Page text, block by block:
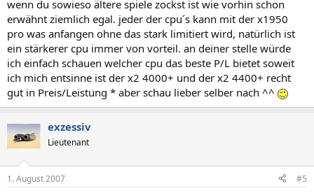
wenn du sowieso ältere spiele zockst ist wie vorhin schon
erwähnt ziemlich egal. jeder der cpu´s kann mit der x1950
pro was anfangen ohne das stark limitiert wird, natürlich ist
ein stärkerer cpu immer von vorteil. an deiner stelle würde
ich einfach schauen welcher cpu das beste P/L bietet soweit
ich mich entsinne ist der x2 4000+ und der x2 4400+ recht
gut in Preis/Leistung * aber schau lieber selber nach ^^
exzessiv
Lieutenant
1. August 2007 #5